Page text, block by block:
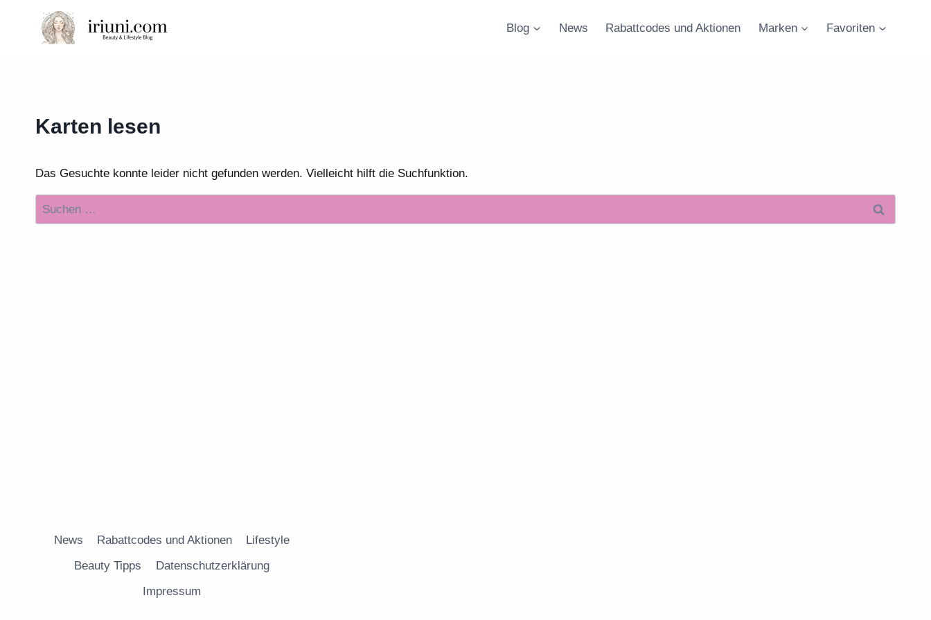
springen
Blog News Rabattcodes und Aktionen Marken Favoriten
Karten lesen
Das Gesuchte konnte leider nicht gefunden werden. Vielleicht hilft die Suchfunktion.
Suchen
nach:
News Rabattcodes und Aktionen
Lifestyle
Beauty Tipps
Datenschutzerklärung
Impressum